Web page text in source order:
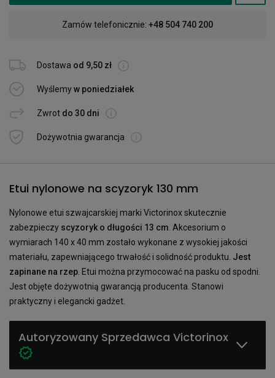
Zamów telefonicznie: +48 504 740 200
Dostawa od 9,50 zł
Wyślemyw poniedziałek
Zwrot do 30 dni
Dożywotnia gwarancja
Etui nylonowe na scyzoryk 130 mm
Nylonowe etui szwajcarskiej marki Victorinox skutecznie
zabezpieczy scyzoryk o długości 13 cm. Akcesorium o
wymiarach 140 x 40 mm zostało wykonane z wysokiej jakości
materiału, zapewniającego trwałość i solidność produktu. Jest
zapinane na rzep. Etui można przymocować na pasku od spodni.
Jest objęte dożywotnią gwarancją producenta. Stanowi
praktyczny i elegancki gadżet.
Autoryzowany Sprzedawca Victorinox